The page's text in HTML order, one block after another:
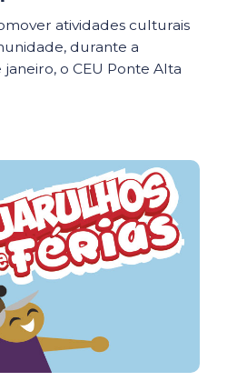
atividades culturais
durante a
o CEU Ponte Alta